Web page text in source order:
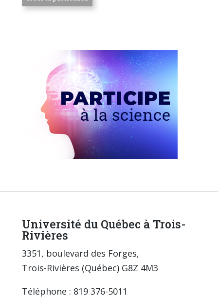
Université du Québec à Trois-
Rivières
3351, boulevard des Forges,
Trois-Rivières (Québec) G8Z 4M3
Téléphone : 819 376-5011